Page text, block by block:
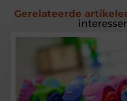
Gerelateerde